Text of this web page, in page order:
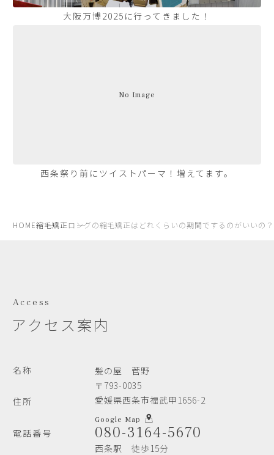
大阪万博2025に行ってきました！
No Image
西条祭り前にツイストパーマ！増えてます。
HOME縮毛矯正ロングの縮毛矯正はどれくらいの期間でするのがいいの？
Access
アクセス案内
名称 髪の屋 菅野
住所
〒793-0035
愛媛県西条市福武甲1656-2
Google Map
電話番号 080-3164-5670
西条駅 徒歩15分